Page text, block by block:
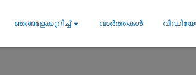
ഞങ്ങളേക്കുറിച്ച് വാർത്തകൾ